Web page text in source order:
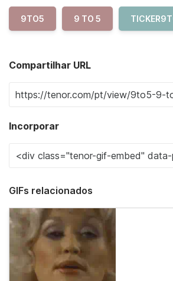
9TO5 9 TO 5
Compartilhar URL
Incorporar
GIFs relacionados